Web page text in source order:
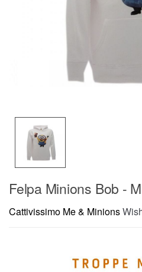
Felpa Minions Bob -
Cattivissimo Me & Minions